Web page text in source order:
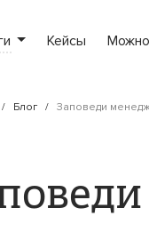
Кейсы
Блог Заповеди